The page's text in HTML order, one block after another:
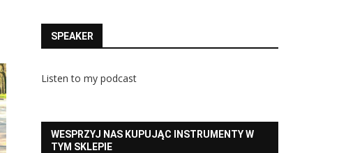
SPEAKER
Listen to my podcast
WESPRZYJ NAS KUPUJĄC INSTRUMENTY W
TYM SKLEPIE